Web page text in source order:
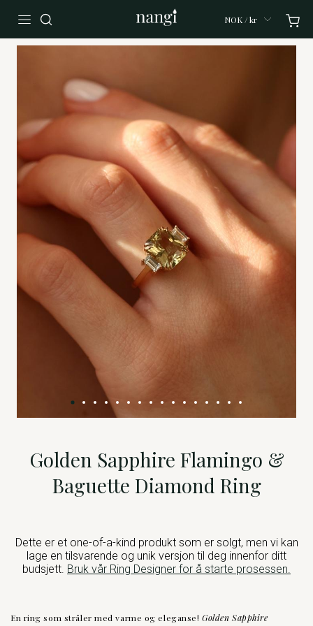
NOK / kr
Golden Sapphire Flamingo &
Baguette Diamond Ring
Dette er et one-of-a-kind produkt som er solgt, men vi kan
lage en tilsvarende og unik versjon til deg innenfor ditt
budsjett. Bruk vår Ring Designer for å starte prosessen.
En ring som stråler med varme og eleganse!Golden Sapphire